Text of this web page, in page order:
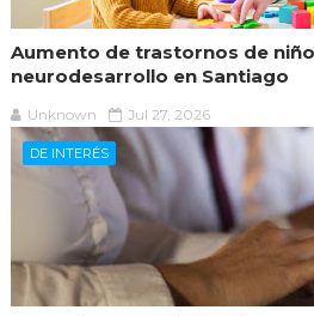
Aumento de trastornos de
neurodesarrollo en Santiago
Unknown Jul 27, 2026
DE INTERÉS